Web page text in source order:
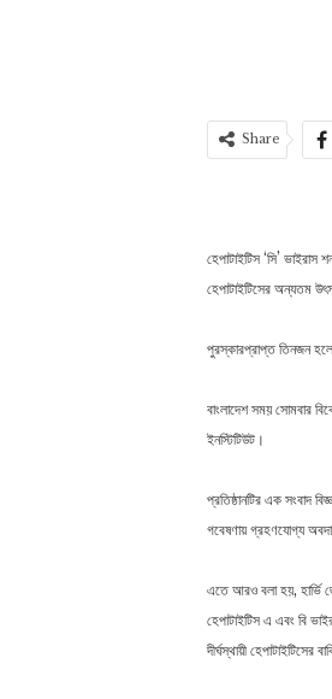
Share
হেপাটাইটিস ‘সি’ ভাইরাস
হেপাটাইটিসের অন্যতম
পুরস্কারপ্রাপ্ত তিনজন
বাংলাদেশ সময় সোমবার
ইনস্টিটিউট।
প্রতিষ্ঠানটির এক সংবাদ
গবেষণায় গ্রহণযোগ্য
এতে আরও বলা হয়, হার্ভি
হেপাটাইটিস এ এবং বি
দীর্ঘস্থায়ী